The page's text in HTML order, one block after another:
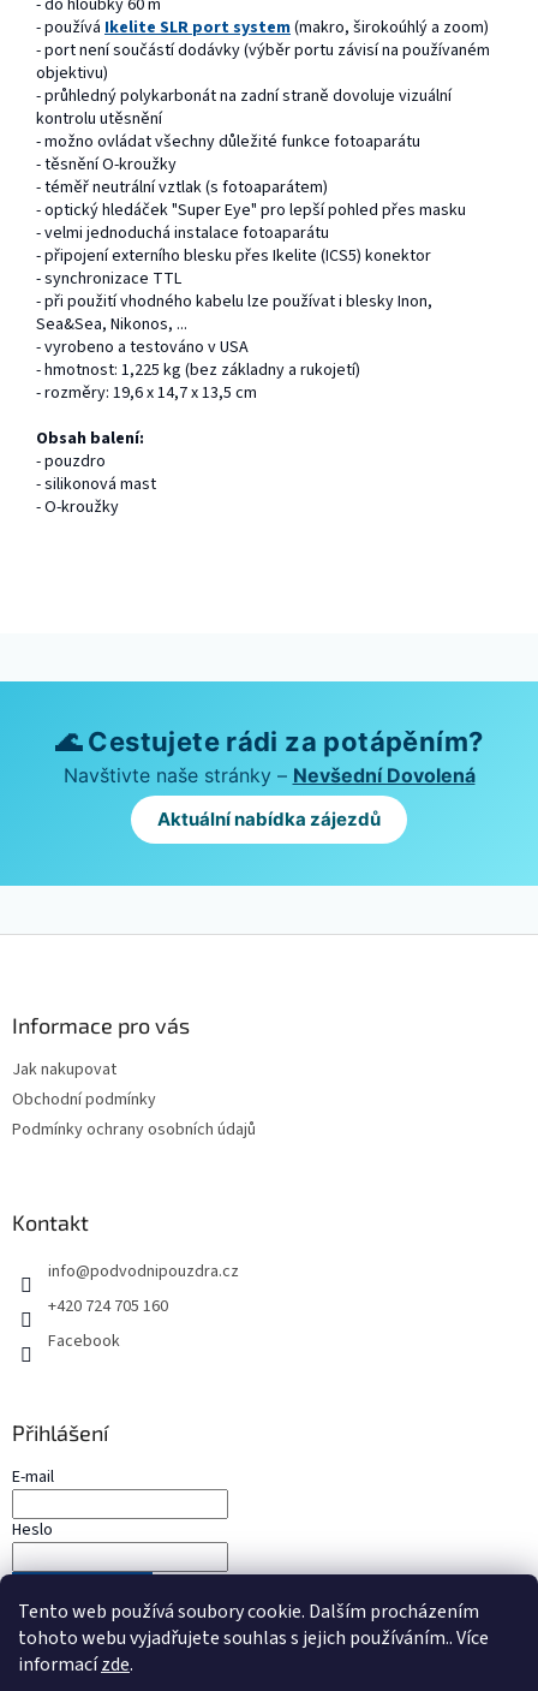
Tento web používá soubory cookie. Dalším procházením
tohoto webu vyjadřujete souhlas s jejich používáním.. Více
informacízde.
- do hloubky 60 m
- používá Ikelite SLR port system(makro, širokoúhlý a zoom)
- port není součástí dodávky (výběr portu závisí na používaném
objektivu)
- průhledný polykarbonát na zadní straně dovoluje vizuální
kontrolu utěsnění
- možno ovládat všechny důležité funkce fotoaparátu
- těsnění O-kroužky
- téměř neutrální vztlak (s fotoaparátem)
- optický hledáček "Super Eye" pro lepší pohled přes masku
- velmi jednoduchá instalace fotoaparátu
- připojení externího blesku přes Ikelite (ICS5) konektor
- synchronizace TTL
- při použití vhodného kabelu lze používat i blesky Inon,
Sea&Sea, Nikonos, ...
- vyrobeno a testováno v USA
- hmotnost: 1,225 kg (bez základny a rukojetí)
- rozměry: 19,6 x 14,7 x 13,5 cm
Obsah balení:
- pouzdro
- silikonová mast
- O-kroužky
🌊 Cestujete rádi za potápěním?
Navštivte naše stránky – Nevšední Dovolená
Aktuální nabídka zájezdů
Informace pro vás
Jak nakupovat
Obchodní podmínky
Podmínky ochrany osobních údajů
Kontakt
info@podvodnipouzdra.cz
+420 724 705 160
Facebook
Přihlášení
E-mail
Heslo
Nová registrace Zapomenuté heslo